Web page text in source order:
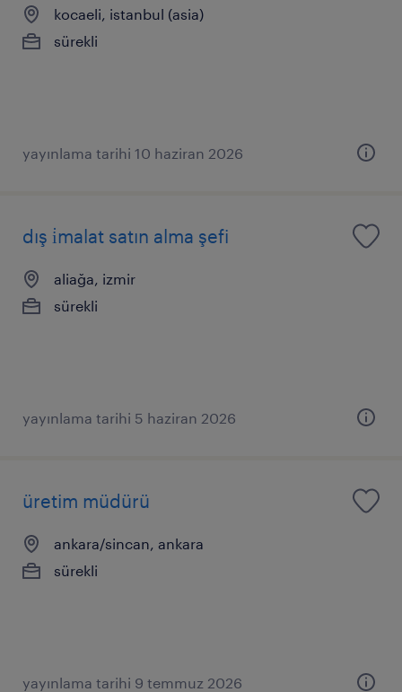
kocaeli, istanbul (asia)
sürekli
yayınlama tarihi 10 haziran 2026
dış i̇malat satın alma şefi
aliağa, izmir
sürekli
yayınlama tarihi 5 haziran 2026
üretim müdürü
ankara/sincan, ankara
sürekli
yayınlama tarihi 9 temmuz 2026